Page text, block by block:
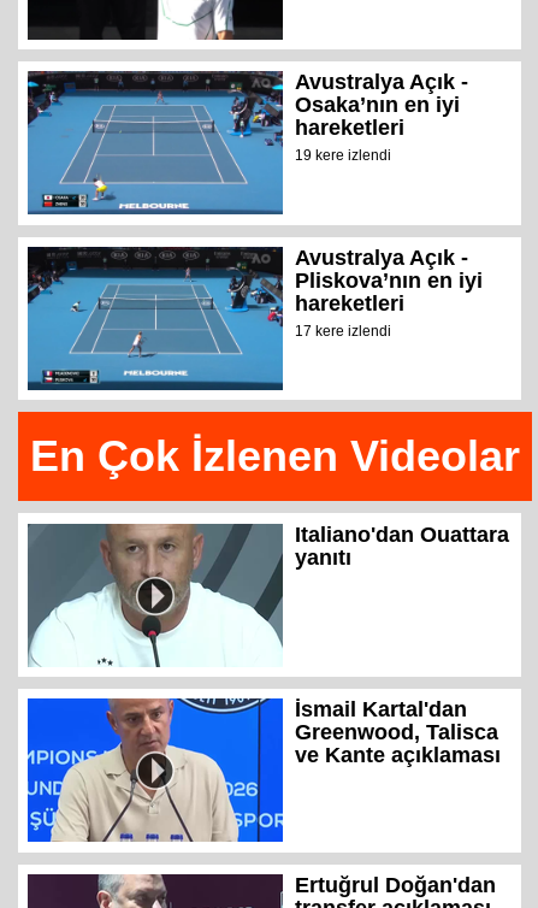
Avustralya Açık -
Osaka’nın en iyi
hareketleri
19 kere izlendi
Avustralya Açık -
Pliskova’nın en iyi
hareketleri
17 kere izlendi
En Çok İzlenen Videolar
Italiano'dan Ouattara
yanıtı
İsmail Kartal'dan
Greenwood, Talisca
ve Kante açıklaması
Ertuğrul Doğan'dan